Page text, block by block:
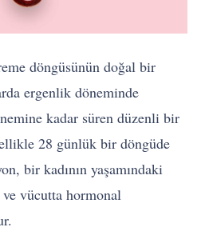
döngüsünün doğal bir
ergenlik döneminde
kadar süren düzenli bir
28 günlük bir döngüde
bir kadının yaşamındaki
vücutta hormonal